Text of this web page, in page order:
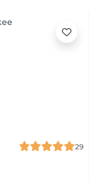
29